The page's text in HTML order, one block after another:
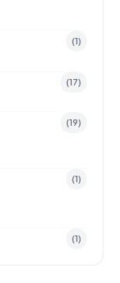
(1)
(17)
(19)
(1)
(1)